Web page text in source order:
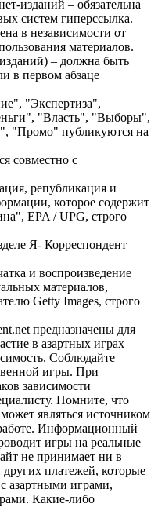
изданий – обязательна
систем гиперссылка.
в независимости от
материалов.
– должна быть
в первом абзаце
"Экспертиза",
"Власть", "Выборы",
"Промо" публикуются на
совместно с
републикация и
которое содержит
EPA / UPG, строго
Я- Корреспондент
и воспроизведение
материалов,
Getty Images, строго
предназначены для
в азартных играх
Соблюдайте
игры. При
зависимости
Помните, что
являться источником
Информационный
игры на реальные
не принимает ни в
платежей, которые
азартными играми,
Какие-либо